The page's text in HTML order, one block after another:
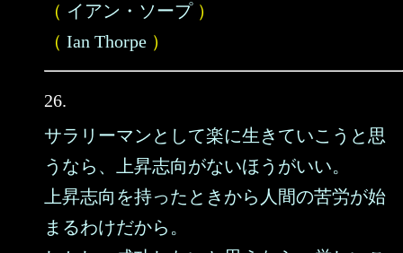
（ イアン・ソープ）
（ Ian Thorpe ）
26.
サラリーマンとして楽に生きていこうと思
うなら、上昇志向がないほうがいい。
上昇志向を持ったときから人間の苦労が始
まるわけだから。